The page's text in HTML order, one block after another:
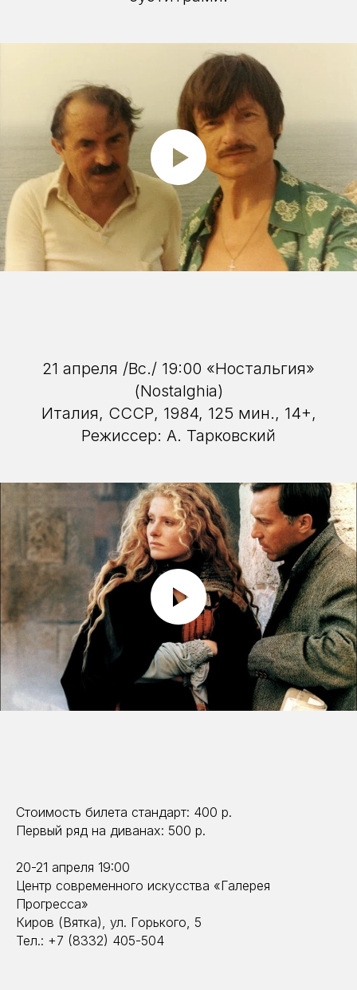
21 апреля /Вс./ 19:00 «Ностальгия»
(Nostalghia)
Италия, СССР, 1984, 125 мин., 14+,
Режиссер: А. Тарковский
Стоимость билета стандарт: 400 р.
Первый ряд на диванах: 500 р.
20-21 апреля 19:00
Центр современного искусства «Галерея
Прогресса»
Киров (Вятка), ул. Горького, 5
Тел.: +7 (8332) 405-504